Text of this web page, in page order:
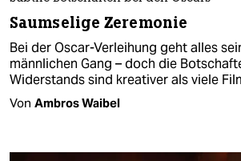
Saumselige Zeremonie
Bei der Oscar-Verleihung geht alles
männlichen Gang – doch die
Widerstands sind kreativer als viele
Von Ambros Waibel